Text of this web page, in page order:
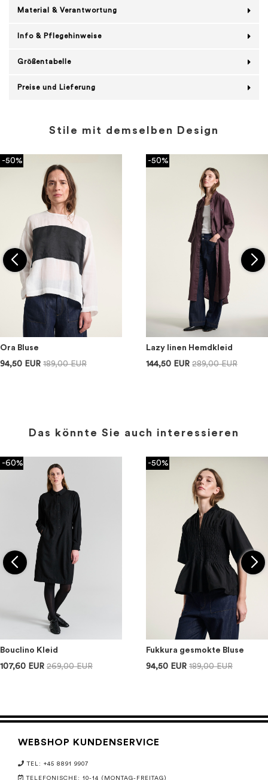
Material & Verantwortung
Info & Pflegehinweise
Größentabelle
Preise und Lieferung
Stile mit demselben Design
-50%
Ora Bluse
94,50 EUR 189,00 EUR
-50%
Lazy linen Hemdkleid
144,50 EUR 289,00 EUR
Das könnte Sie auch interessieren
-60%
Bouclino Kleid
107,60 EUR 269,00 EUR
-50%
Fukkura gesmokte Bluse
94,50 EUR 189,00 EUR
WEBSHOP KUNDENSERVICE
TEL: +45 8891 9907
TELEFONISCHE: 10-14 (MONTAG-FREITAG)